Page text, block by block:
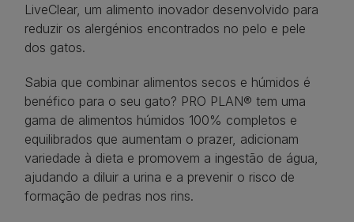
LiveClear, um alimento inovador desenvolvido para
reduzir os alergénios encontrados no pelo e pele
dos gatos.​
Sabia que combinar alimentos secos e húmidos é
benéfico para o seu gato? PRO PLAN® tem uma
gama de alimentos húmidos 100% completos e
equilibrados que aumentam o prazer, adicionam
variedade à dieta e promovem a ingestão de água,
ajudando a diluir a urina e a prevenir o risco de
formação de pedras nos rins.